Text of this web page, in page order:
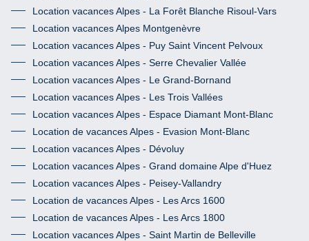
Location vacances Alpes - La Forêt Blanche Risoul-Vars
Location vacances Alpes Montgenèvre
Location vacances Alpes - Puy Saint Vincent Pelvoux
Location vacances Alpes - Serre Chevalier Vallée
Location vacances Alpes - Le Grand-Bornand
Location vacances Alpes - Les Trois Vallées
Location vacances Alpes - Espace Diamant Mont-Blanc
Location de vacances Alpes - Evasion Mont-Blanc
Location vacances Alpes - Dévoluy
Location vacances Alpes - Grand domaine Alpe d'Huez
Location vacances Alpes - Peisey-Vallandry
Location de vacances Alpes - Les Arcs 1600
Location de vacances Alpes - Les Arcs 1800
Location vacances Alpes - Saint Martin de Belleville